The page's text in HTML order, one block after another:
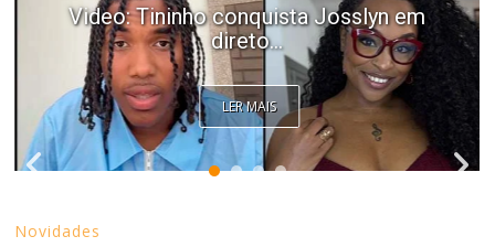
Video: Tininho conquista Josslyn em
direto...
LER MAIS
Novidades